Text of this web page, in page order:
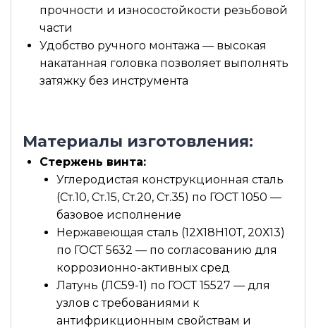
прочности и износостойкости резьбовой
части
Удобство ручного монтажа — высокая
накатанная головка позволяет выполнять
затяжку без инструмента
Материалы изготовления:
Стержень винта:
Углеродистая конструкционная сталь
(Ст.10, Ст.15, Ст.20, Ст.35) по ГОСТ 1050 —
базовое исполнение
Нержавеющая сталь (12Х18Н10Т, 20Х13)
по ГОСТ 5632 — по согласованию для
коррозионно-активных сред
Латунь (ЛС59-1) по ГОСТ 15527 — для
узлов с требованиями к
антифрикционным свойствам и